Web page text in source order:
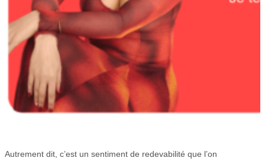
Autrement dit, c’est un sentiment de redevabilité que l’on